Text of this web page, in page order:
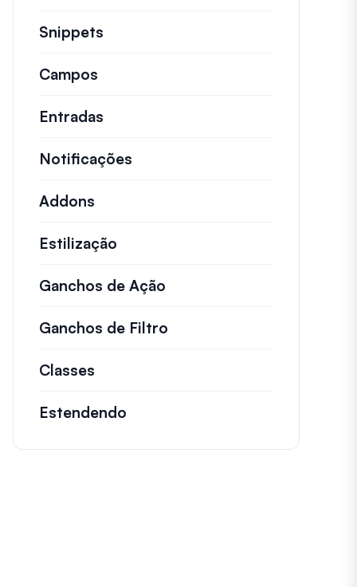
Snippets
Campos
Entradas
Notificações
Addons
Estilização
Ganchos de Ação
Ganchos de Filtro
Classes
Estendendo